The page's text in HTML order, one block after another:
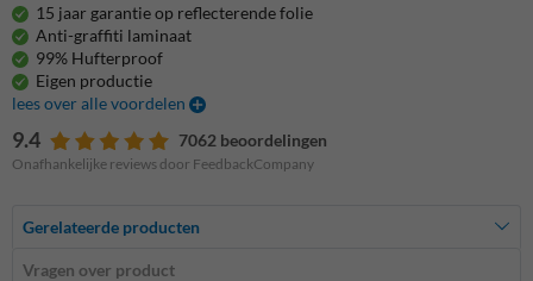
15 jaar garantie op reflecterende folie
Anti-graffiti laminaat
99% Hufterproof
Eigen productie
lees over alle voordelen
9.4 7062 beoordelingen
Onafhankelijke reviews door FeedbackCompany
Gerelateerde producten
Vragen over product